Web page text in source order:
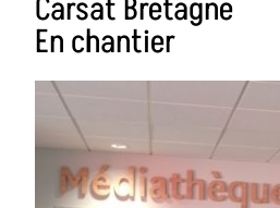
Carsat Bretagne
En chantier